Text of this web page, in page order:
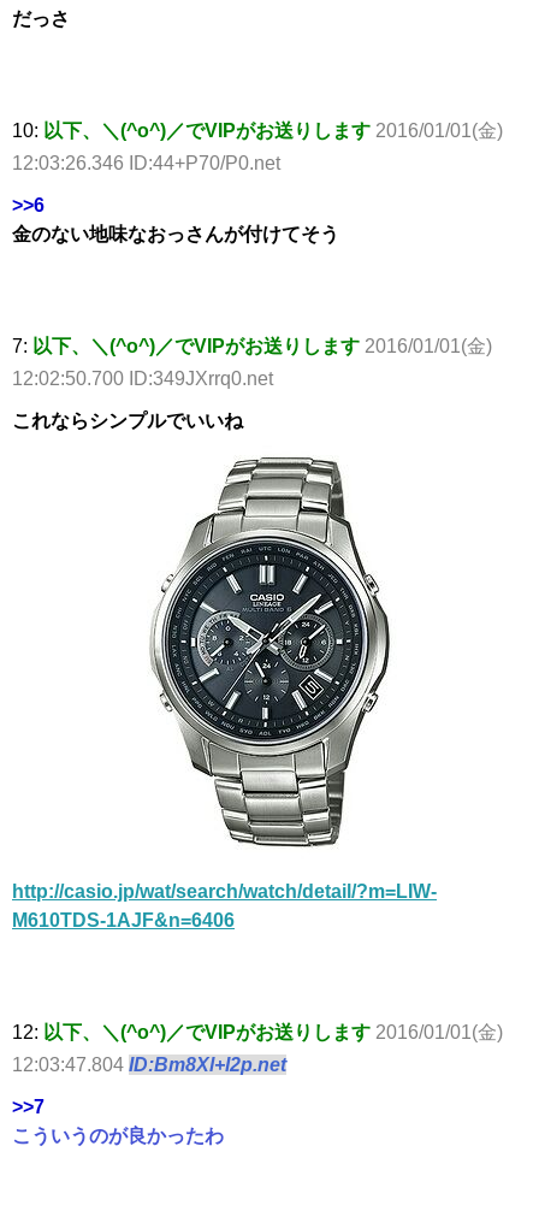
だっさ
10: 以下、＼(^o^)／でVIPがお送りします 2016/01/01(金)
12:03:26.346 ID:44+P70/P0.net
>>6
金のない地味なおっさんが付けてそう
7: 以下、＼(^o^)／でVIPがお送りします 2016/01/01(金)
12:02:50.700 ID:349JXrrq0.net
これならシンプルでいいね
http://casio.jp/wat/search/watch/detail/?m=LIW-
M610TDS-1AJF&n=6406
12: 以下、＼(^o^)／でVIPがお送りします 2016/01/01(金)
12:03:47.804 ID:Bm8Xl+I2p.net
>>7
こういうのが良かったわ